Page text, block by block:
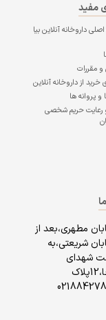
مفید
داروخانه آنلاین بیا
و مقررات
خرید از داروخانه آنلاین
و پروانه ها
حریم شخصی
مطهری،بعد از
شریعتی،به
شهدای
ناجا،12پلاک